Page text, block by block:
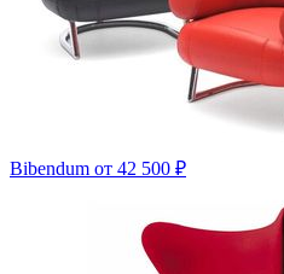
Bibendum от 42 500 ₽